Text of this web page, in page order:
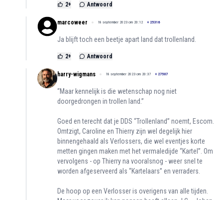
2+ Antwoord
marcoweer 18 september 2023 om 20:12 + 25316
Ja blijft toch een beetje apart land dat trollenland.
2+ Antwoord
harry-wigmans 18 september 2023 om 20:37 + 27507
“Maar kennelijk is die wetenschap nog niet
doorgedrongen in trollen land.”
Goed en terecht dat je DDS “Trollenland” noemt, Escom.
Omtzigt, Caroline en Thierry zijn wel degelijk hier
binnengehaald als Verlossers, die wel eventjes korte
metten gingen maken met het vermaledijde “Kartel”. Om
vervolgens - op Thierry na vooralsnog - weer snel te
worden afgeserveerd als “Kartelaars” en verraders.
De hoop op een Verlosser is overigens van alle tijden.